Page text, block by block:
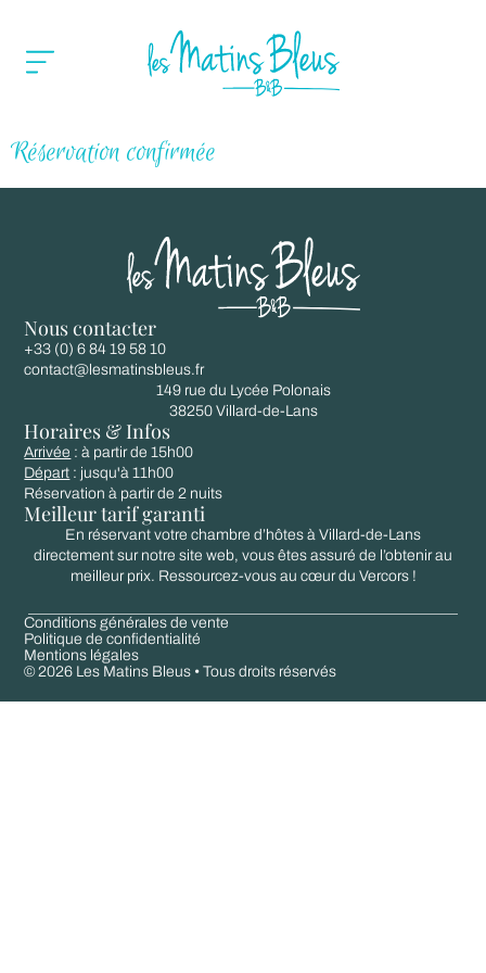
Réservation confirmée
Nous contacter
+33 (0) 6 84 19 58 10
contact@lesmatinsbleus.fr
149 rue du Lycée Polonais
38250 Villard-de-Lans
Horaires & Infos
Arrivée : à partir de 15h00
Départ : jusqu'à 11h00
Réservation à partir de 2 nuits
Meilleur tarif garanti
En réservant votre chambre d’hôtes à Villard-de-Lans
directement sur notre site web, vous êtes assuré de l’obtenir au
meilleur prix. Ressourcez-vous au cœur du Vercors !
© 2026 Les Matins Bleus • Tous droits réservés
Conditions générales de vente
Politique de confidentialité
Mentions légales